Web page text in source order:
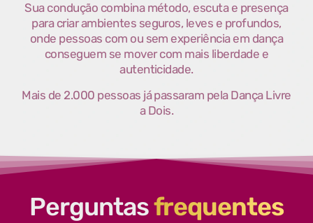
Sua condução combina método, escuta e presença
para criar ambientes seguros, leves e profundos,
onde pessoas com ou sem experiência em dança
conseguem se mover com mais liberdade e
autenticidade.
Mais de 2.000 pessoas já passaram pela Dança Livre
a Dois.
Perguntasfrequentes